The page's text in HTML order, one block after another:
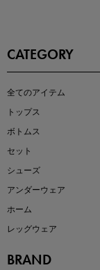
注目の新作が販売開始
kokoさんセレクト
CATEGORY
全てのアイテム
トップス
ボトムス
セット
シューズ
アンダーウェア
ホーム
レッグウェア
BRAND